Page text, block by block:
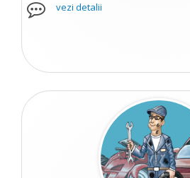
vezi detalii